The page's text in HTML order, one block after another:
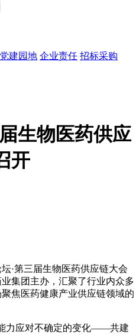
党建园地 企业责任 招标采购
生物医药供应
开
·第三届生物医药供应链大会
集团主办，汇聚了行业内众多
焦医药健康产业供应链领域的
力应对不确定的变化——共建